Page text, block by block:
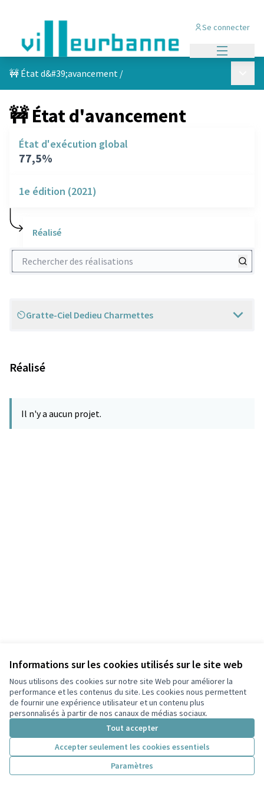
Informations sur les cookies utilisés sur le site web
Nous utilisons des cookies sur notre site Web pour améliorer la
performance et les contenus du site. Les cookies nous permettent
de fournir une expérience utilisateur et un contenu plus
personnalisés à partir de nos canaux de médias sociaux.
Tout accepter
Accepter seulement les cookies essentiels
Paramètres
Se connecter
🚧 État d&#39;avancement /
🚧 État d'avancement
État d'exécution global
77,5%
1e édition (2021)
Réalisé
Rechercher des réalisations
Scope
Gratte-Ciel Dedieu Charmettes
Réalisé
Il n'y a aucun projet.